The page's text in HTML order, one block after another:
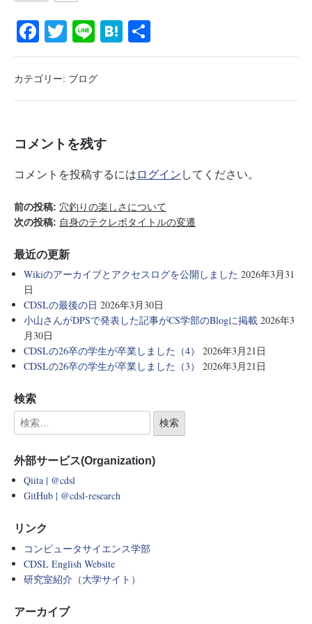
Fa
ce
bo
ok
T
wi
tte
r
Li
ne
H
at
a
有
カテゴリー: ブログ
コメントを残す
コメントを投稿するにはログインしてください。
前の投稿: 穴釣りの楽しさについて
次の投稿: 自身のテクレポタイトルの変遷
最近の更新
Wikiのアーカイブとアクセスログを公開しました 2026年3月31
日
CDSLの最後の日 2026年3月30日
小山さんがDPSで発表した記事がCS学部のBlogに掲載 2026年3
月30日
CDSLの26卒の学生が卒業しました（4）
2026年3月21日
CDSLの26卒の学生が卒業しました（3）
2026年3月21日
検索
外部サービス(Organization)
Qiita | @cdsl
GitHub | @cdsl-research
リンク
コンピュータサイエンス学部
CDSL English Website
研究室紹介（大学サイト）
アーカイブ